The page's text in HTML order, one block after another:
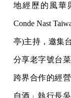
地經歷的風華
Conde Nast
亭)主持，邀集
分享老字號台
跨界合作的經
自酒」執行長